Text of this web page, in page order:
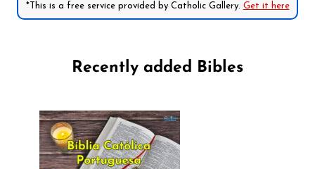
*This is a free service provided by Catholic Gallery. Get it here
Recently added Bibles